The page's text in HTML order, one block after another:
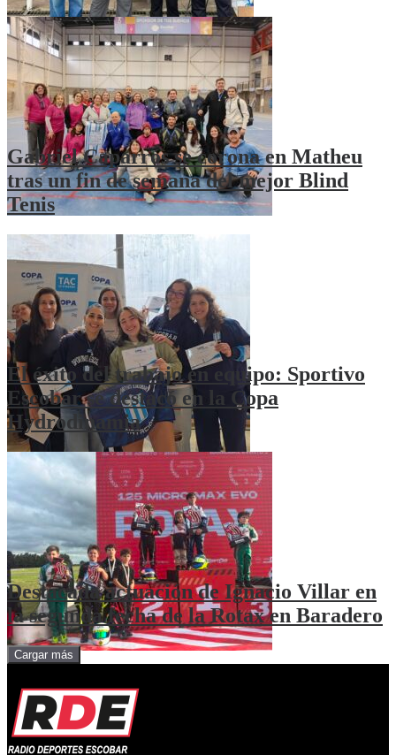
Gabriel Caparrós se corona en Matheu
tras un fin de semana del mejor Blind
Tenis
El éxito del trabajo en equipo: Sportivo
Escobar se destacó en la Copa
Hydrodinamia
Destacada actuación de Ignacio Villar en
la segunda fecha de la Rotax en Baradero
Cargar más